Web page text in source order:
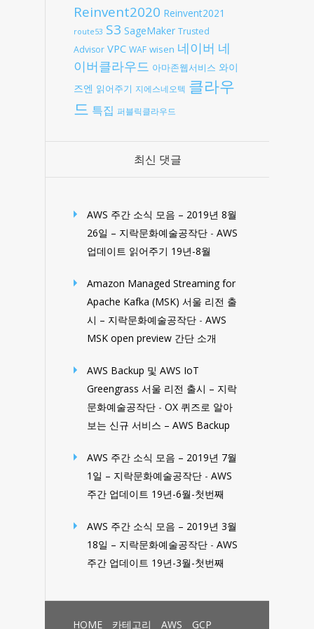
Reinvent2020 Reinvent2021
route53 S3 SageMaker Trusted
Advisor VPC WAF wisen 네이버 네
이버클라우드 아마존웹서비스 와이
즈엔 읽어주기 지에스네오텍 클라우
드 특집 퍼블릭클라우드
최신 댓글
AWS 주간 소식 모음 – 2019년 8월
26일 – 지락문화예술공작단 - AWS
업데이트 읽어주기 19년-8월
Amazon Managed Streaming for
Apache Kafka (MSK) 서울 리전 출
시 – 지락문화예술공작단 - AWS
MSK open preview 간단 소개
AWS Backup 및 AWS IoT
Greengrass 서울 리전 출시 – 지락
문화예술공작단 - OX 퀴즈로 알아
보는 신규 서비스 – AWS Backup
AWS 주간 소식 모음 – 2019년 7월
1일 – 지락문화예술공작단 - AWS
주간 업데이트 19년-6월-첫번째
AWS 주간 소식 모음 – 2019년 3월
18일 – 지락문화예술공작단 - AWS
주간 업데이트 19년-3월-첫번째
HOME 카테고리 AWS GCP